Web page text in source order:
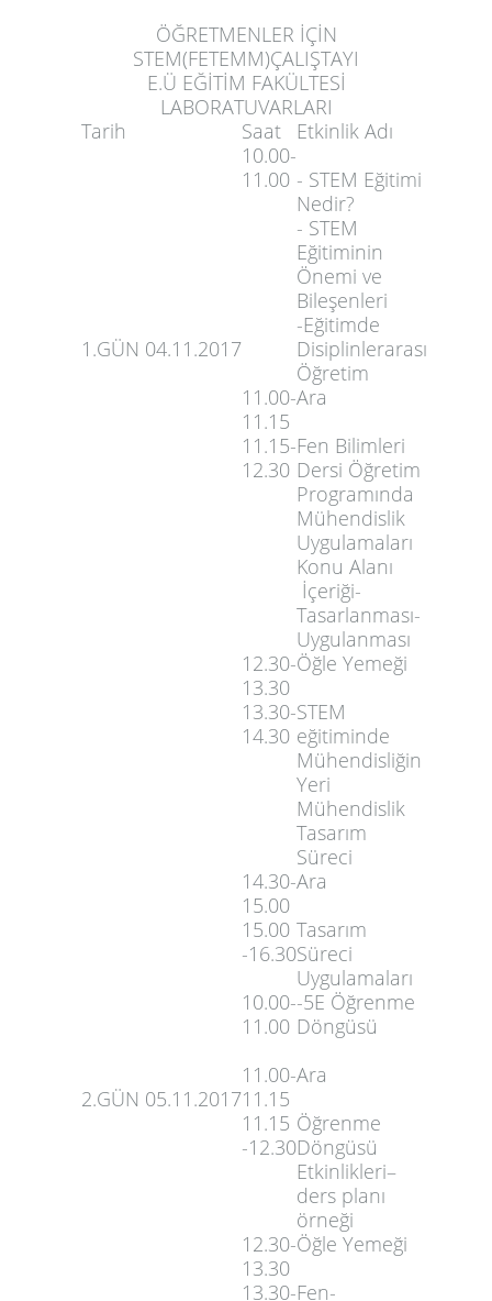
ÖĞRETMENLER İÇİN
STEM(FETEMM)ÇALIŞTAYI
E.Ü EĞİTİM FAKÜLTESİ
LABORATUVARLARI
Tarih
Saat Etkinlik Adı
1.GÜN 04.11.2017
10.00-
11.00 - STEM Eğitimi
Nedir?
- STEM
Eğitiminin
Önemi ve
Bileşenleri
-Eğitimde
Disiplinlerarası
Öğretim
11.00-
11.15
Ara
11.15-
12.30
Fen Bilimleri
Dersi Öğretim
Programında
Mühendislik
Uygulamaları
Konu Alanı
İçeriği-
Tasarlanması-
Uygulanması
12.30-
13.30
Öğle Yemeği
13.30-
14.30
STEM
eğitiminde
Mühendisliğin
Yeri
Mühendislik
Tasarım
Süreci
14.30-
15.00
Ara
15.00
-16.30
Tasarım
Süreci
Uygulamaları
2.GÜN 05.11.2017
10.00-
11.00
-5E Öğrenme
Döngüsü
11.00-
11.15
Ara
11.15
-12.30
Öğrenme
Döngüsü
Etkinlikleri–
ders planı
örneği
12.30-
13.30
Öğle Yemeği
13.30-Fen-